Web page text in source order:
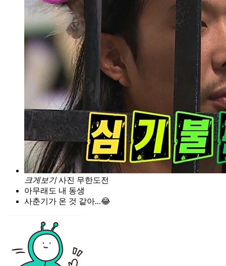
크게보기 사진 무한도전
아무래도 내 동생
사춘기가 온 것 같아...😂